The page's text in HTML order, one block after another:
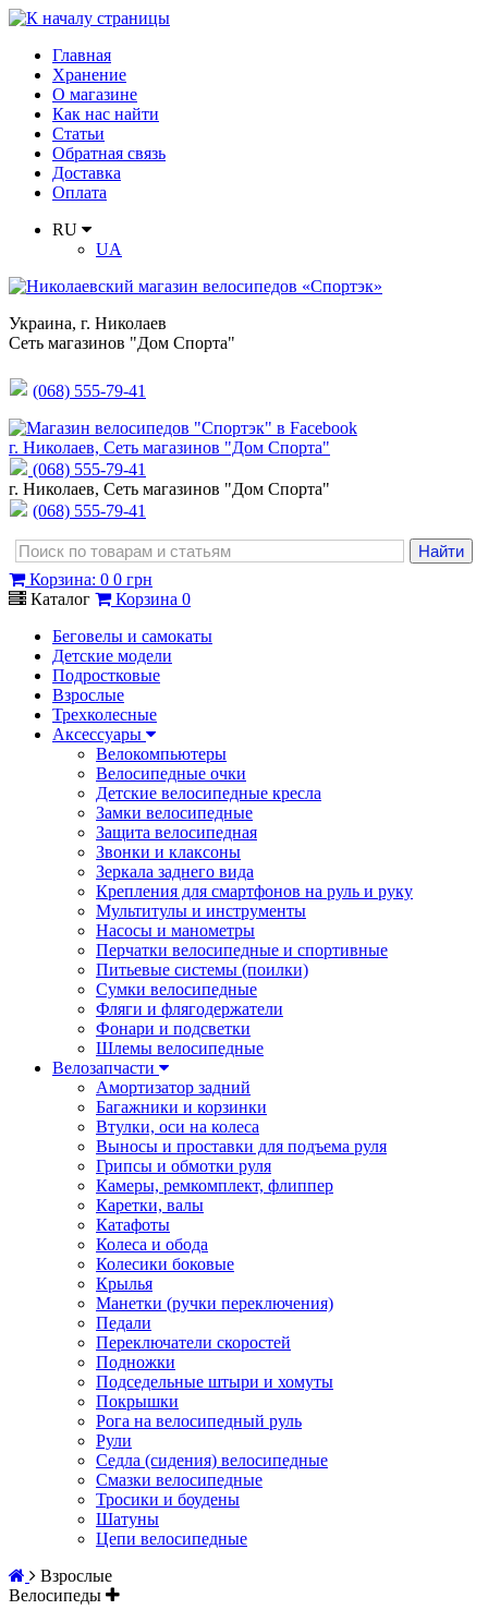
Главная
Хранение
О магазине
Как нас найти
Статьи
Обратная связь
Доставка
Оплата
RU
UA
Украина, г. Николаев
Сеть магазинов "Дом Спорта"
(068) 555-79-41
г. Николаев, Сеть магазинов "Дом Спорта"
(068) 555-79-41
г. Николаев, Сеть магазинов "Дом Спорта"
(068) 555-79-41
Корзина: 0 0 грн
Каталог
Корзина 0
Беговелы и самокаты
Детские модели
Подростковые
Взрослые
Трехколесные
Аксессуары
Велокомпьютеры
Велосипедные очки
Детские велосипедные кресла
Замки велосипедные
Защита велосипедная
Звонки и клаксоны
Зеркала заднего вида
Крепления для смартфонов на руль и руку
Мультитулы и инструменты
Насосы и манометры
Перчатки велосипедные и спортивные
Питьевые системы (поилки)
Сумки велосипедные
Фляги и флягодержатели
Фонари и подсветки
Шлемы велосипедные
Велозапчасти
Амортизатор задний
Багажники и корзинки
Втулки, оси на колеса
Выносы и проставки для подъема руля
Грипсы и обмотки руля
Камеры, ремкомплект, флиппер
Каретки, валы
Катафоты
Колеса и обода
Колесики боковые
Крылья
Манетки (ручки переключения)
Педали
Переключатели скоростей
Подножки
Подседельные штыри и хомуты
Покрышки
Рога на велосипедный руль
Рули
Седла (сидения) велосипедные
Смазки велосипедные
Тросики и боудены
Шатуны
Цепи велосипедные
Взрослые
Велосипеды